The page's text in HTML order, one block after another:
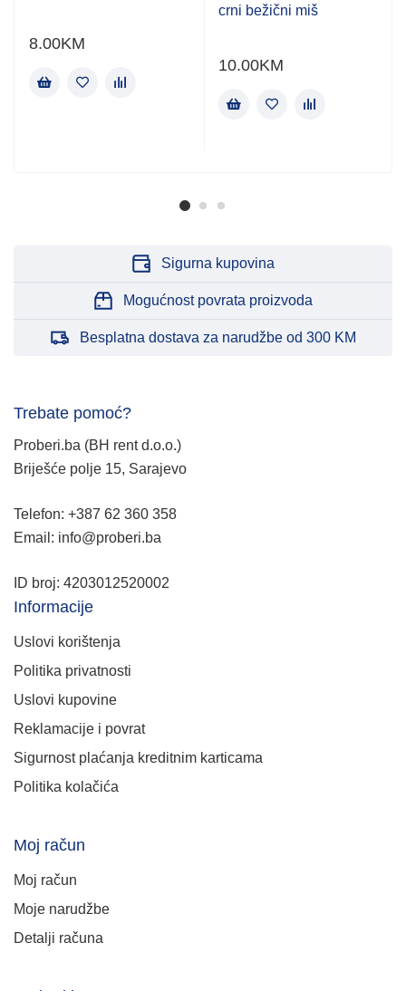
8.00KM
crni bežični miš
10.00KM
Sigurna kupovina
Mogućnost povrata proizvoda
Besplatna dostava za narudžbe od 300 KM
Trebate pomoć?
Proberi.ba (BH rent d.o.o.)
Briješće polje 15, Sarajevo
Telefon: +387 62 360 358
Email: info@proberi.ba
ID broj: 4203012520002
Informacije
Uslovi korištenja
Politika privatnosti
Uslovi kupovine
Reklamacije i povrat
Sigurnost plaćanja kreditnim karticama
Politika kolačića
Moj račun
Moj račun
Moje narudžbe
Detalji računa